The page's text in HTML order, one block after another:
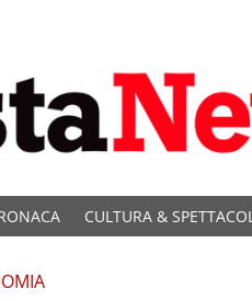
CULTURA &